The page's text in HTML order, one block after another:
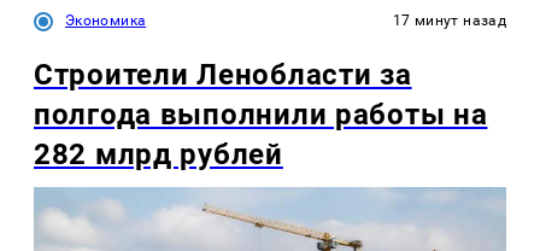
Экономика 17 минут назад
Строители Ленобласти за
полгода выполнили работы на
282 млрд рублей